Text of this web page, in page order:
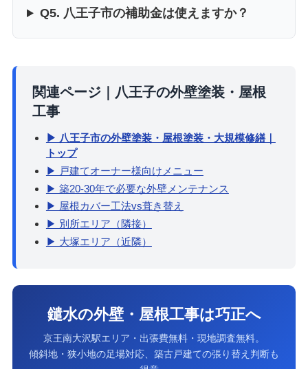
Q5. 八王子市の補助金は使えますか？
関連ページ｜八王子の外壁塗装・屋根
工事
▶ 八王子市の外壁塗装・屋根塗装・大規模修繕｜
トップ
▶ 戸建てオーナー様向けメニュー
▶ 築20-30年で必要な外壁メンテナンス
▶ 屋根カバー工法vs葺き替え
▶ 別所エリア（隣接）
▶ 大塚エリア（近隣）
鑓水の外壁・屋根工事は巧正へ
京王南大沢駅エリア・出張費無料・現地調査無料。
傾斜地・狭小地の足場対応、築古戸建ての張り替え判断も